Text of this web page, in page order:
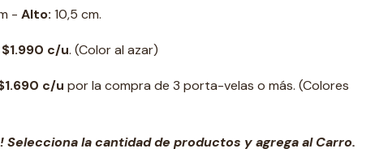
- Alto: 10,5 cm.
$1.990 c/u. (Color al azar)
c/u por la compra de 3 porta-velas o más. (Colores
la cantidad de productos y agrega al Carro.